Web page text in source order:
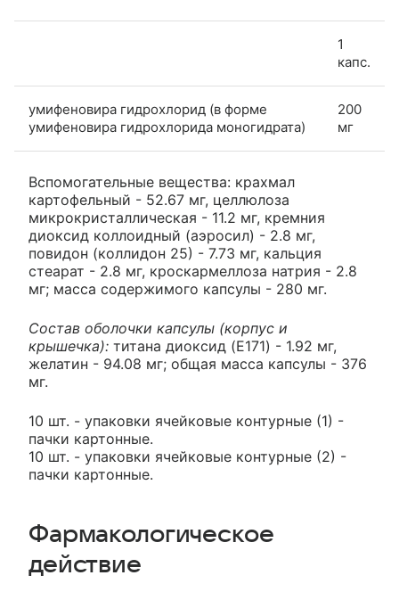
1
капс.
умифеновира гидрохлорид (в форме
умифеновира гидрохлорида моногидрата)
200
мг
Вспомогательные вещества: крахмал
картофельный - 52.67 мг, целлюлоза
микрокристаллическая - 11.2 мг, кремния
диоксид коллоидный (аэросил) - 2.8 мг,
повидон (коллидон 25) - 7.73 мг, кальция
стеарат - 2.8 мг, кроскармеллоза натрия - 2.8
мг; масса содержимого капсулы - 280 мг.
Состав оболочки капсулы (корпус и
крышечка): титана диоксид (E171) - 1.92 мг,
желатин - 94.08 мг; общая масса капсулы - 376
мг.
10 шт. - упаковки ячейковые контурные (1) -
пачки картонные.
10 шт. - упаковки ячейковые контурные (2) -
пачки картонные.
Фармакологическое
действие